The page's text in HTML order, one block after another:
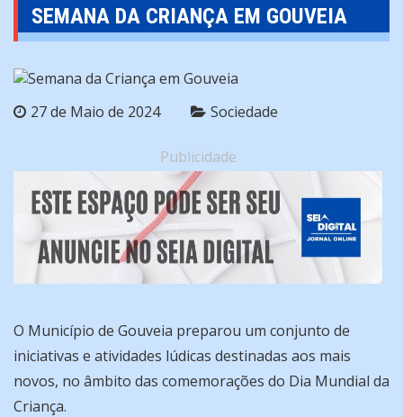
SEMANA DA CRIANÇA EM GOUVEIA
27 de Maio de 2024 Sociedade
Publicidade
O Município de Gouveia preparou um conjunto de
iniciativas e atividades lúdicas destinadas aos mais
novos, no âmbito das comemorações do Dia Mundial da
Criança.